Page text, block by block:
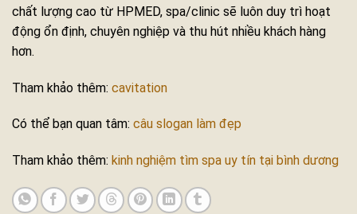
chất lượng cao từ HPMED, spa/clinic sẽ luôn duy trì hoạt
động ổn định, chuyên nghiệp và thu hút nhiều khách hàng
hơn.
Tham khảo thêm: cavitation
Có thể bạn quan tâm: câu slogan làm đẹp
Tham khảo thêm: kinh nghiệm tìm spa uy tín tại bình dương